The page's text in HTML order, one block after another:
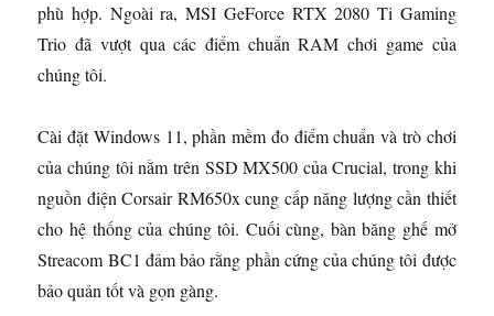
phù hợp. Ngoài ra, MSI GeForce RTX 2080 Ti Gaming
Trio đã vượt qua các điểm chuẩn RAM chơi game của
chúng tôi.
Cài đặt Windows 11, phần mềm đo điểm chuẩn và trò chơi
của chúng tôi nằm trên SSD MX500 của Crucial, trong khi
nguồn điện Corsair RM650x cung cấp năng lượng cần thiết
cho hệ thống của chúng tôi. Cuối cùng, bàn băng ghế mở
Streacom BC1 đảm bảo rằng phần cứng của chúng tôi được
bảo quản tốt và gọn gàng.